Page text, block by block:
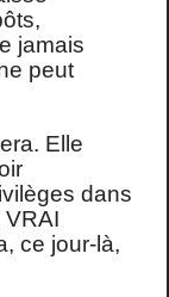
jamais
peut
Elle
dans
ce jour-là,